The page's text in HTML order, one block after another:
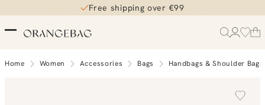
Free shipping over €99
Home Women Accessories Bags Handbags & Shoulder Bags